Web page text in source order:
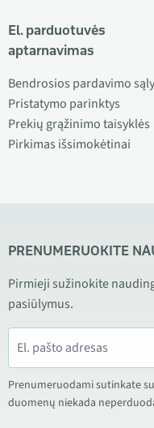
El. parduotuvės
aptarnavimas
Bendrosios pardavimo
Pristatymo parinktys
Prekių grąžinimo taisyklės
Pirkimas išsimokėtinai
PRENUMERUOKITE
Pirmieji sužinokite
pasiūlymus.
Prenumeruodami sutinkate
duomenų niekada